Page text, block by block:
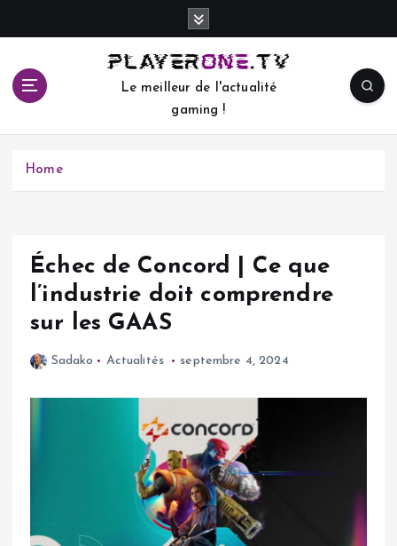
c
Le meilleur de l'actualité
gaming !
Home
Échec de Concord | Ce que
l’industrie doit comprendre
sur les GAAS
Sadako Actualités septembre 4, 2024